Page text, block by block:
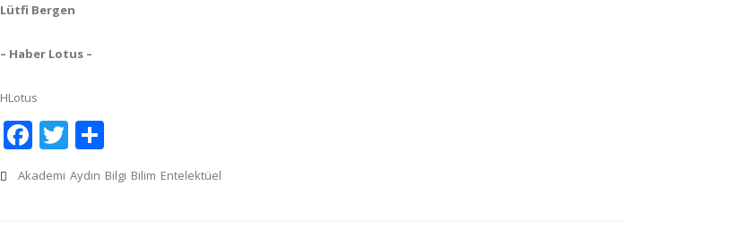
Lütfi Bergen
– Haber Lotus –
HLotus
Facebook
Twitter
Share
Akademi Aydın Bilgi Bilim Entelektüel